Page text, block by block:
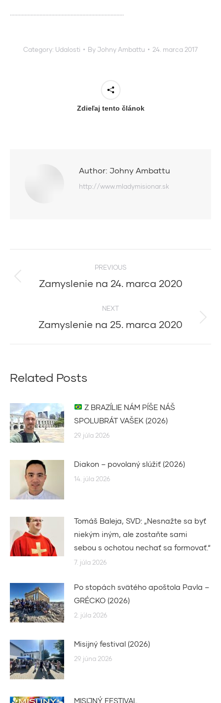
Category: Udalosti By Johny Ambattu 24. marca 2017
Zdieľaj tento článok
Author: Johny Ambattu
http://www.mladymisionar.sk
navigation
PREVIOUS
Previous
Zamyslenie na 24. marca 2020
NEXT
Next
Zamyslenie na 25. marca 2020
Related Posts
Z BRAZÍLIE NÁM PÍŠE NÁŠ
SPOLUBRÁT VAŠEK (2026)
29. júla 2026
Diakon – povolaný slúžiť (2026)
14. júla 2026
Tomáš Baleja, SVD: „Nesnažte sa byť
niekým iným, ale zostaňte sami
sebou s ochotou nechať sa formovať.“
7. júla 2026
Po stopách svätého apoštola Pavla –
GRÉCKO (2026)
2. júla 2026
Misijný festival (2026)
29. júna 2026
MISIJNÝ FESTIVAL